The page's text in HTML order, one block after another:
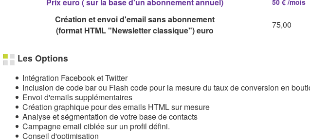
Prix euro ( sur la base d'un abonnement annuel)
50 € /mois
Création et envoi d'email sans abonnement
(format HTML "Newsletter classique") euro
75,00
Les Options
Intégration Facebook et Twitter
Inclusion de code bar ou Flash code pour la mesure du taux de conversion en
Envoi d'emails supplémentaires
Création graphique pour des emails HTML sur mesure
Analyse et ségmentation de votre base de contacts
Campagne email ciblée sur un profil défini.
Conseil d'optimisation